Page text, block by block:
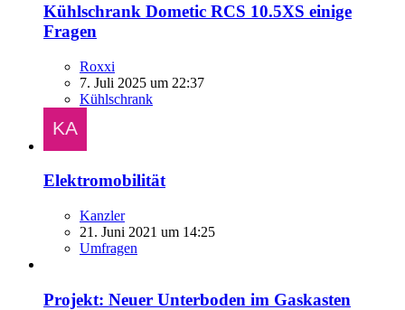
Kühlschrank Dometic RCS 10.5XS einige
Fragen
Roxxi
7. Juli 2025 um 22:37
Kühlschrank
Elektromobilität
Kanzler
21. Juni 2021 um 14:25
Umfragen
Projekt: Neuer Unterboden im Gaskasten